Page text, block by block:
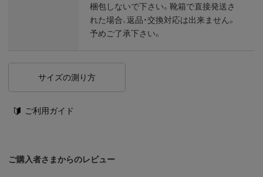
梱包しないで下さい。靴箱で直接発送さ
れた場合、返品・交換対応は出来ません。
予めご了承下さい。
サイズの測り方
ご利用ガイド
ご購入者さまからのレビュー